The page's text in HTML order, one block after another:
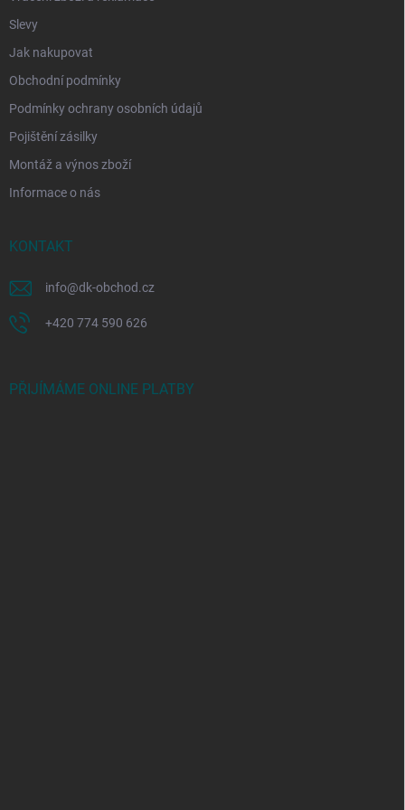
Slevy
Jak nakupovat
Obchodní podmínky
Podmínky ochrany osobních údajů
Pojištění zásilky
Montáž a výnos zboží
Informace o nás
KONTAKT
info@dk-obchod.cz
+420 774 590 626
PŘIJÍMÁME ONLINE PLATBY